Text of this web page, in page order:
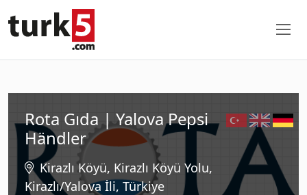
Rota Gıda | Yalova Pepsi
Händler
Kirazlı Köyü, Kirazlı Köyü Yolu,
Kirazlı/Yalova İli, Türkiye